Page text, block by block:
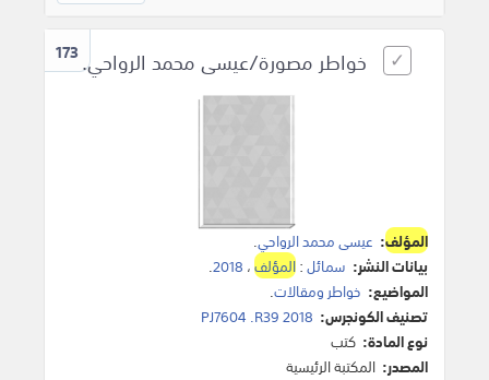
173خواطر مصورة/عيسى محمد الرواحي.
المؤلف: عيسى محمد الرواحي.
بيانات النشر: سمائل:المؤلف، 2018
.
المواضيع: خواطر ومقالات.
تصنيف الكونجرس: PJ7604 .R39 2018
نوع المادة: كتب
المصدر: المكتبة الرئيسية